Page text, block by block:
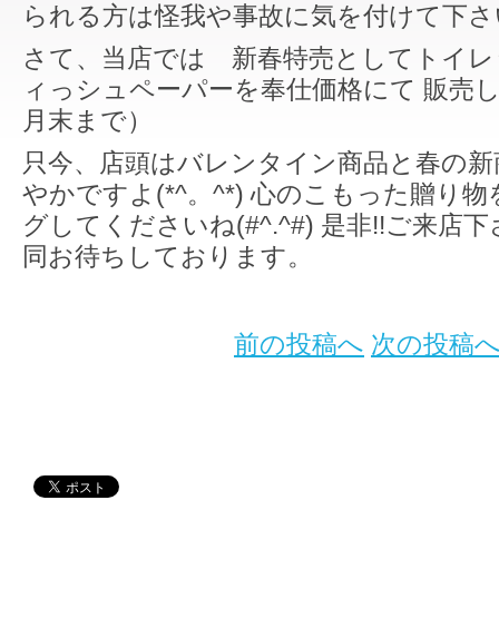
られる方は怪我や事故に気を付けて下
さて、当店では 新春特売としてトイ
ィっシュペーパーを奉仕価格にて 販売
月末まで）
只今、店頭はバレンタイン商品と春の
やかですよ(*^。^*) 心のこもった贈り物
グしてくださいね(#^.^#) 是非!!ご来店
同お待ちしております。
前の投稿へ 次の投稿